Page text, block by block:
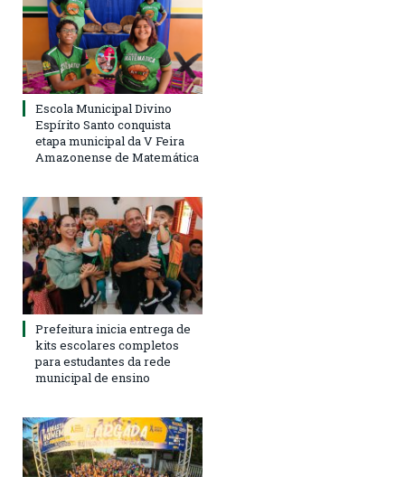
Escola Municipal Divino
Espírito Santo conquista
etapa municipal da V Feira
Amazonense de Matemática
Prefeitura inicia entrega de
kits escolares completos
para estudantes da rede
municipal de ensino